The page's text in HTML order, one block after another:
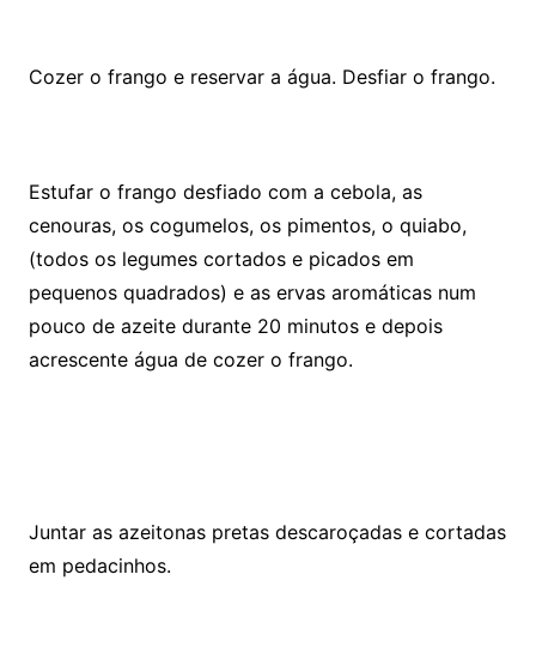
Cozer o frango e reservar a água. Desfiar o frango.
Estufar o frango desfiado com a cebola, as
cenouras, os cogumelos, os pimentos, o quiabo,
(todos os legumes cortados e picados em
pequenos quadrados) e as ervas aromáticas num
pouco de azeite durante 20 minutos e depois
acrescente água de cozer o frango.
Juntar as azeitonas pretas descaroçadas e cortadas
em pedacinhos.